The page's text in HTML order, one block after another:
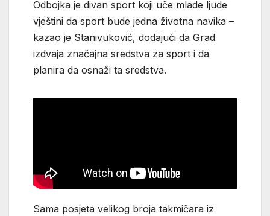
Odbojka je divan sport koji uče mlade ljude
vještini da sport bude jedna životna navika –
kazao je Stanivuković, dodajući da Grad
izdvaja značajna sredstva za sport i da
planira da osnaži ta sredstva.
Sama posjeta velikog broja takmičara iz